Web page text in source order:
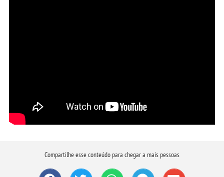
Compartilhe esse conteúdo para chegar a mais pessoas